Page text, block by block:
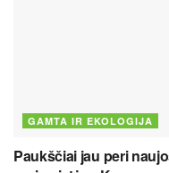
GAMTA IR EKOLOGIJA
Paukščiai jau peri